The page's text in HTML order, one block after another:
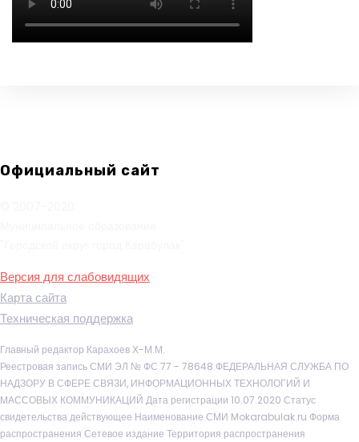
Официальный сайт
Версия для слабовидящих
Карта сайта
Техническая поддержка
Главный редактор Карахоев Х-М.М.
Реестровая запись СМИ ЭЛ № ФС 77 - 78648 ФЕДЕРАЛЬНАЯ СЛУЖБА ПО
НАДЗОРУ В СФЕРЕ СВЯЗИ, ИНФОРМАЦИОННЫХ ТЕХНОЛОГИЙ И
МАССОВЫХ КОММУНИКАЦИЙ Дата регистрации 10.07.2020 Статус
свидетельства действующее Наименование СМИ Mokarabulak.ru Форма
распространения Сетевое издание Территория распространения